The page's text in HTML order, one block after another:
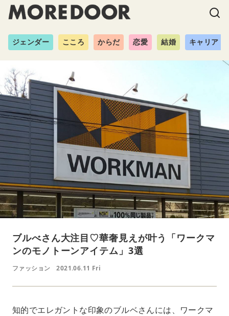
ジェンダー こころ からだ 恋愛 結婚 キャリア
ブルべさん大注目♡華奢見えが叶う「ワークマ
ンのモノトーンアイテム」3選
ファッション 2021.06.11 Fri
知的でエレガントな印象のブルベさんには、ワークマ